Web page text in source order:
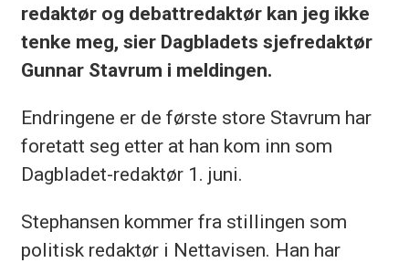
redaktør og debattredaktør kan jeg ikke
tenke meg, sier Dagbladets sjefredaktør
Gunnar Stavrum i meldingen.
Endringene er de første store Stavrum har
foretatt seg etter at han kom inn som
Dagbladet-redaktør 1. juni.
Stephansen kommer fra stillingen som
politisk redaktør i Nettavisen. Han har